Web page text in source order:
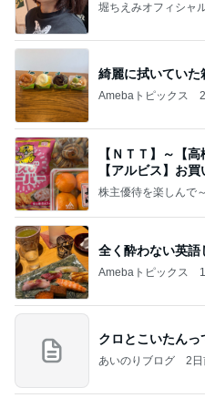
堀ちえみオフィシャ
綺麗に拭いていた
Amebaトピックス
【ＮＴＴ】～【
【アルビス】お買
株主優待を楽しんで
全く酔わない英語
Amebaトピックス
クロとこいたんっ
あいのりブログ 2日